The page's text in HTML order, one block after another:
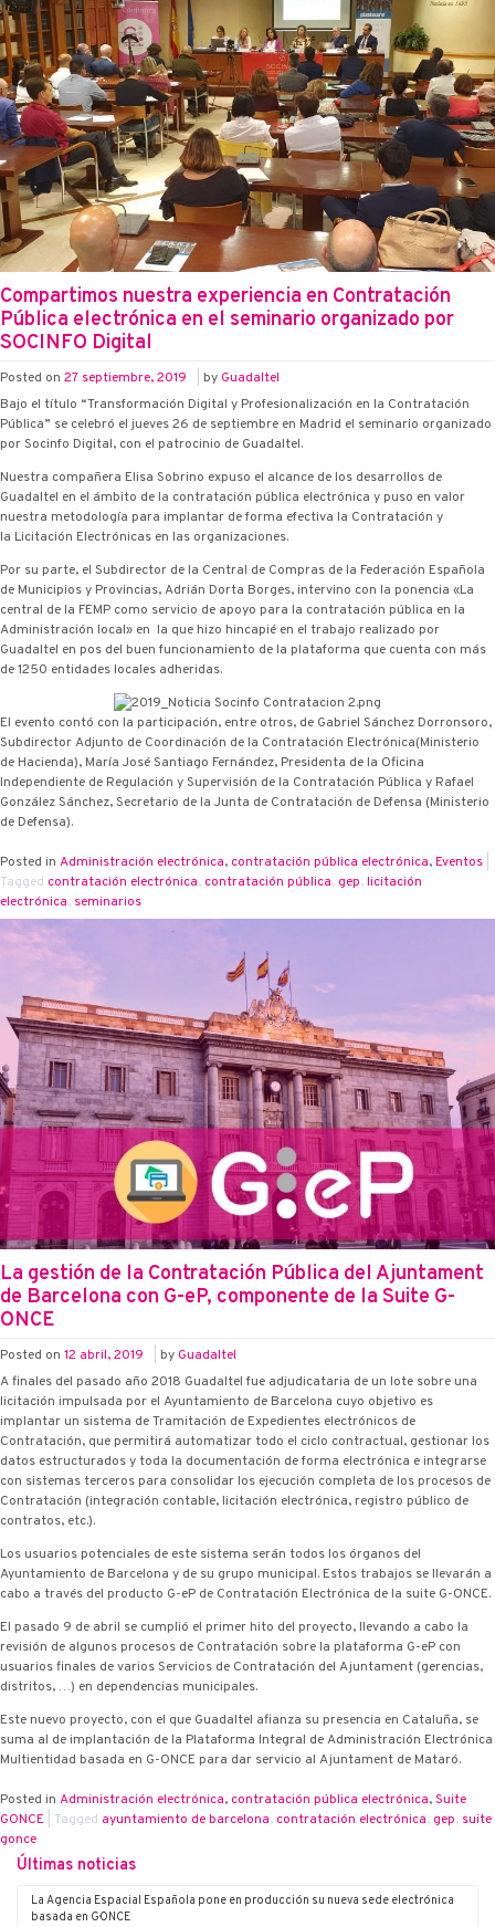
Compartimos nuestra experiencia en Contratación
Pública electrónica en el seminario organizado por
SOCINFO Digital
Posted on 27 septiembre, 2019 by Guadaltel
Bajo el título “Transformación Digital y Profesionalización en la Contratación
Pública” se celebró el jueves 26 de septiembre en Madrid el seminario organizado
por Socinfo Digital, con el patrocinio de Guadaltel.
Nuestra compañera Elisa Sobrino expuso el alcance de los desarrollos de
Guadaltel en el ámbito de la contratación pública electrónica y puso en valor
nuestra metodología para implantar de forma efectiva la Contratación y
la Licitación Electrónicas en las organizaciones.
Por su parte, el Subdirector de la Central de Compras de la Federación Española
de Municipios y Provincias, Adrián Dorta Borges, intervino con la ponencia «La
central de la FEMP como servicio de apoyo para la contratación pública en la
Administración local» en la que hizo hincapié en el trabajo realizado por
Guadaltel en pos del buen funcionamiento de la plataforma que cuenta con más
de 1250 entidades locales adheridas.
El evento contó con la participación, entre otros, de Gabriel Sánchez Dorronsoro,
Subdirector Adjunto de Coordinación de la Contratación Electrónica(Ministerio
de Hacienda), María José Santiago Fernández, Presidenta de la Oficina
Independiente de Regulación y Supervisión de la Contratación Pública y Rafael
González Sánchez, Secretario de la Junta de Contratación de Defensa (Ministerio
de Defensa).
Posted in Administración electrónica, contratación pública electrónica,Eventos
Tagged contratación electrónica, contratación pública, g·ep,licitación
electrónica, seminarios
La gestión de la Contratación Pública del Ajuntament
de Barcelona con G-eP, componente de la Suite G-
ONCE
Posted on 12 abril, 2019 by Guadaltel
A finales del pasado año 2018 Guadaltel fue adjudicataria de un lote sobre una
licitación impulsada por el Ayuntamiento de Barcelona cuyo objetivo es
implantar un sistema de Tramitación de Expedientes electrónicos de
Contratación, que permitirá automatizar todo el ciclo contractual, gestionar los
datos estructurados y toda la documentación de forma electrónica e integrarse
con sistemas terceros para consolidar los ejecución completa de los procesos de
Contratación (integración contable, licitación electrónica, registro público de
contratos, etc.).
Los usuarios potenciales de este sistema serán todos los órganos del
Ayuntamiento de Barcelona y de su grupo municipal. Estos trabajos se llevarán a
cabo a través del producto G-eP de Contratación Electrónica de la suite G-ONCE.
El pasado 9 de abril se cumplió el primer hito del proyecto, llevando a cabo la
revisión de algunos procesos de Contratación sobre la plataforma G-eP con
usuarios finales de varios Servicios de Contratación del Ajuntament (gerencias,
distritos, …) en dependencias municipales.
Este nuevo proyecto, con el que Guadaltel afianza su presencia en Cataluña, se
suma al de implantación de la Plataforma Integral de Administración Electrónica
Multientidad basada en G-ONCE para dar servicio al Ajuntament de Mataró.
Posted in Administración electrónica, contratación pública electrónica,Suite
G·ONCE
Tagged ayuntamiento de barcelona, contratación electrónica, g·ep, suite
g·once
Últimas noticias
La Agencia Espacial Española pone en producción su nueva sede electrónica
basada en G·ONCE